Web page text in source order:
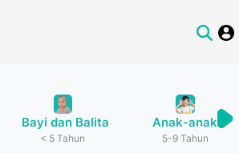
Bayi dan Balita
< 5 Tahun
Anak-anak
5-9 Tahun